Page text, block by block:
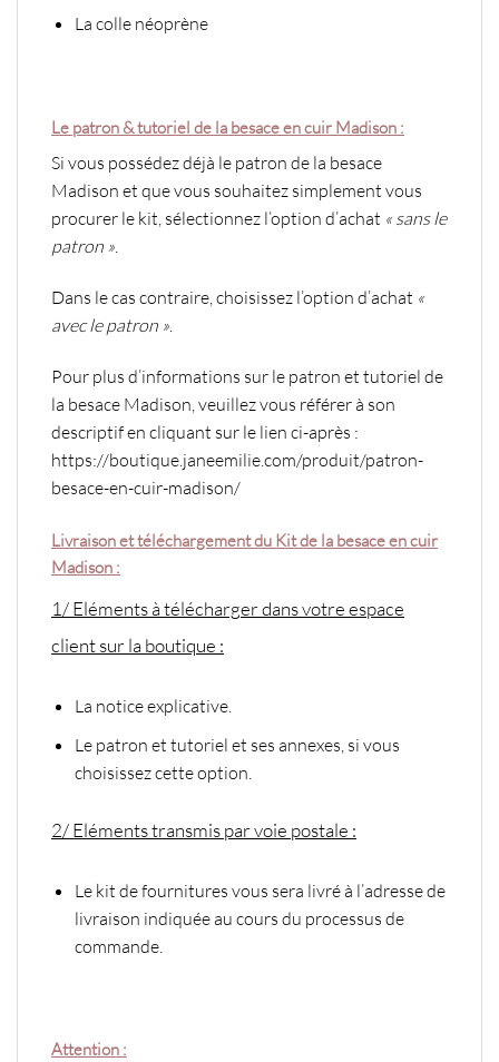
La colle néoprène
Le patron & tutoriel de la besace en cuir Madison :
Si vous possédez déjà le patron de la besace
Madison et que vous souhaitez simplement vous
procurer le kit, sélectionnez l’option d’achat « sans le
patron ».
Dans le cas contraire, choisissez l’option d’achat «
avec le patron ».
Pour plus d’informations sur le patron et tutoriel de
la besace Madison, veuillez vous référer à son
descriptif en cliquant sur le lien ci-après :
https://boutique.janeemilie.com/produit/patron-
besace-en-cuir-madison/
Livraison et téléchargement du Kit de la besace en cuir
Madison :
1/ Eléments à télécharger dans votre espace
client sur la boutique :
La notice explicative.
Le patron et tutoriel et ses annexes, si vous
choisissez cette option.
2/ Eléments transmis par voie postale :
Le kit de fournitures vous sera livré à l’adresse de
livraison indiquée au cours du processus de
commande.
Attention :